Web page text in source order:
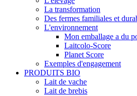
La transformation
Des fermes familiales et
L'environnement
Mon emballage a du
Laitcolo-Score
Planet Score
Exemples d'engagement
PRODUITS BIO
Lait de vache
Lait de brebis